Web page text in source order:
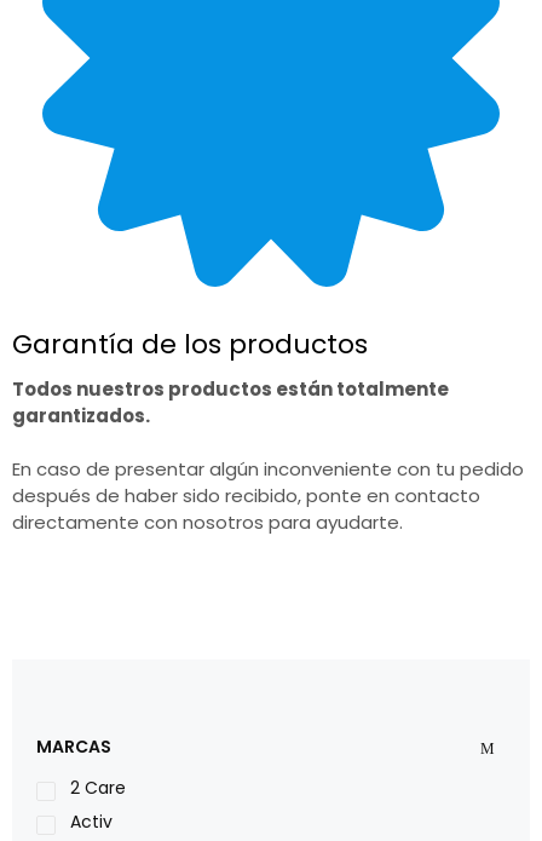
Garantía de los productos
Todos nuestros productos están totalmente
garantizados.
En caso de presentar algún inconveniente con tu pedido
después de haber sido recibido, ponte en contacto
directamente con nosotros para ayudarte.
MARCAS
2 Care
Activ